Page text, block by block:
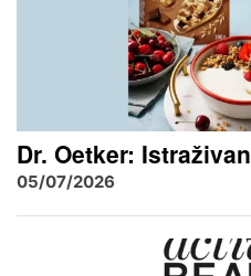
Dr. Oetker:
05/07/2026